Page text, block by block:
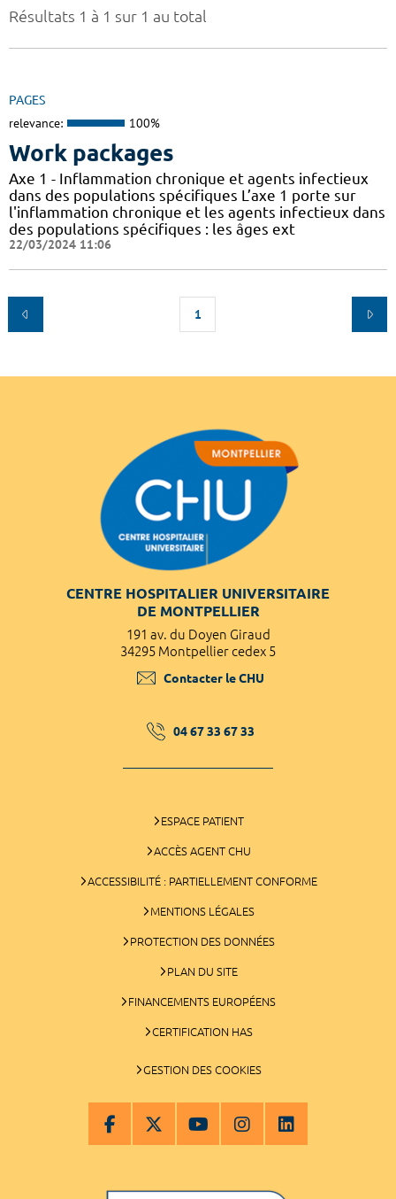
Résultats 1 à 1 sur 1 au total
PAGES
relevance: 100%
Work packages
Axe 1 - Inflammation chronique et agents infectieux
dans des populations spécifiques L’axe 1 porte sur
l'inflammation chronique et les agents infectieux dans
des populations spécifiques : les âges ext
22/03/2024 11:06
1
CENTRE HOSPITALIER UNIVERSITAIRE
DE MONTPELLIER
191 av. du Doyen Giraud
34295 Montpellier cedex 5
Contacter le CHU
04 67 33 67 33
ESPACE PATIENT
ACCÈS AGENT CHU
ACCESSIBILITÉ : PARTIELLEMENT CONFORME
MENTIONS LÉGALES
PROTECTION DES DONNÉES
PLAN DU SITE
FINANCEMENTS EUROPÉENS
CERTIFICATION HAS
GESTION DES COOKIES